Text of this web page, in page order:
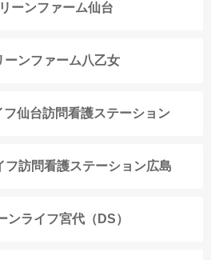
ーンファーム仙台
ーンファーム八乙女
フ仙台訪問看護ステーション
フ訪問看護ステーション広島
ンライフ宮代（DS）